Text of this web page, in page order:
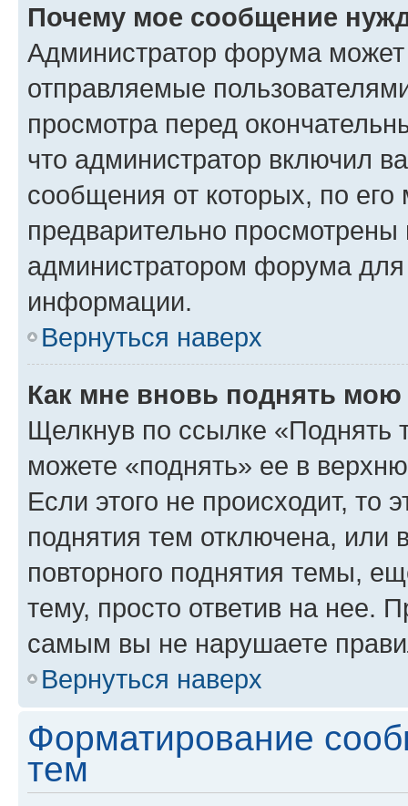
Почему мое сообщение
Администратор форума
отправляемые
просмотра перед
что администратор включил
сообщения от которых, по
предварительно
администратором форума
информации.
Вернуться наверх
Как мне вновь поднять мою
Щелкнув по ссылке «Поднять
можете «поднять» ее в
Если этого не происходит, то
поднятия тем отключена, или
повторного поднятия темы,
тему, просто ответив на нее.
самым вы не нарушаете
Вернуться наверх
Форматирование
тем